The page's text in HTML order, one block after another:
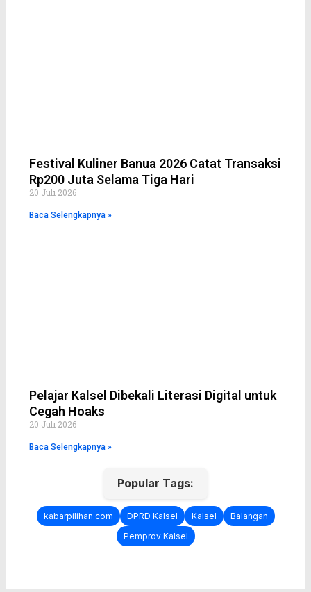
Festival Kuliner Banua 2026 Catat Transaksi
Rp200 Juta Selama Tiga Hari
20 Juli 2026
Baca Selengkapnya »
Pelajar Kalsel Dibekali Literasi Digital untuk
Cegah Hoaks
20 Juli 2026
Baca Selengkapnya »
Popular Tags:
kabarpilihan.com DPRD Kalsel Kalsel
Balangan
Pemprov Kalsel